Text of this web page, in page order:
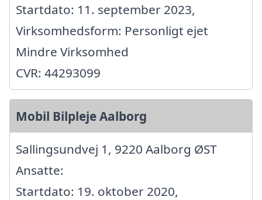
Startdato: 11. september 2023,
Virksomhedsform: Personligt ejet
Mindre Virksomhed
CVR: 44293099
Mobil Bilpleje Aalborg
Sallingsundvej 1, 9220 Aalborg ØST
Ansatte:
Startdato: 19. oktober 2020,